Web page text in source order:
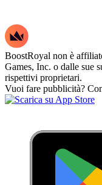
BoostRoyal non è
Games, Inc. o dalle sue
rispettivi proprietari.
Vuoi fare pubblicità?